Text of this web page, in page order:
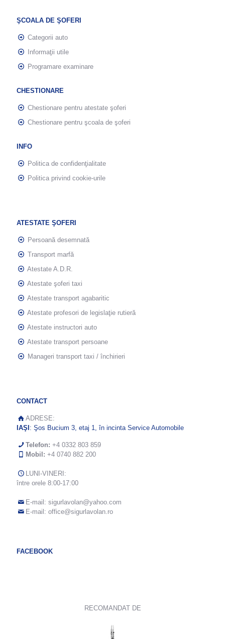
ŞCOALA DE ŞOFERI
Categorii auto
Informaţii utile
Programare examinare
CHESTIONARE
Chestionare pentru atestate şoferi
Chestionare pentru şcoala de şoferi
INFO
Politica de confidenţialitate
Politica privind cookie-urile
ATESTATE ŞOFERI
Persoană desemnată
Transport marfă
Atestate A.D.R.
Atestate şoferi taxi
Atestate transport agabaritic
Atestate profesori de legislaţie rutieră
Atestate instructori auto
Atestate transport persoane
Manageri transport taxi / închirieri
CONTACT
ADRESE:
IAŞI : Şos Bucium 3, etaj 1, în incinta Service Automobile
Telefon: +4 0332 803 859
Mobil: +4 0740 882 200
LUNI-VINERI:
între orele 8:00-17:00
E-mail:sigurlavolan@yahoo.com
E-mail:office@sigurlavolan.ro
FACEBOOK
RECOMANDAT DE